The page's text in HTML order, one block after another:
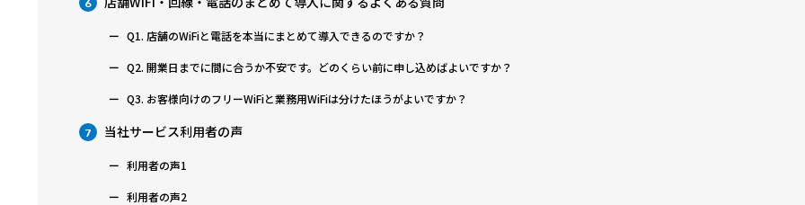
6
Q1. 店舗のWiFiと電話を本当にまとめて導入できるのですか？
Q2. 開業日までに間に合うか不安です。どのくらい前に申し込めばよいですか？
Q3. お客様向けのフリーWiFiと業務用WiFiは分けたほうがよいですか？
7 当社サービス利用者の声
利用者の声1
利用者の声2